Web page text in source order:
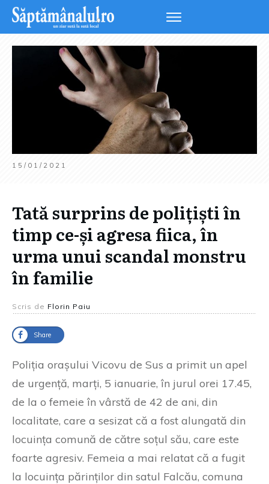
15/01/2021
Tată surprins de polițiști în
timp ce-și agresa fiica, în
urma unui scandal monstru
în familie
Scris de Florin Paiu
Share
Poliția orașului Vicovu de Sus a primit un apel
de urgență, marți, 5 ianuarie, în jurul orei 17.45,
de la o femeie în vârstă de 42 de ani, din
localitate, care a sesizat că a fost alungată din
locuința comună de către soțul său, care este
foarte agresiv. Femeia a mai relatat că a fugit
la locuința părinților din satul Falcău, comuna